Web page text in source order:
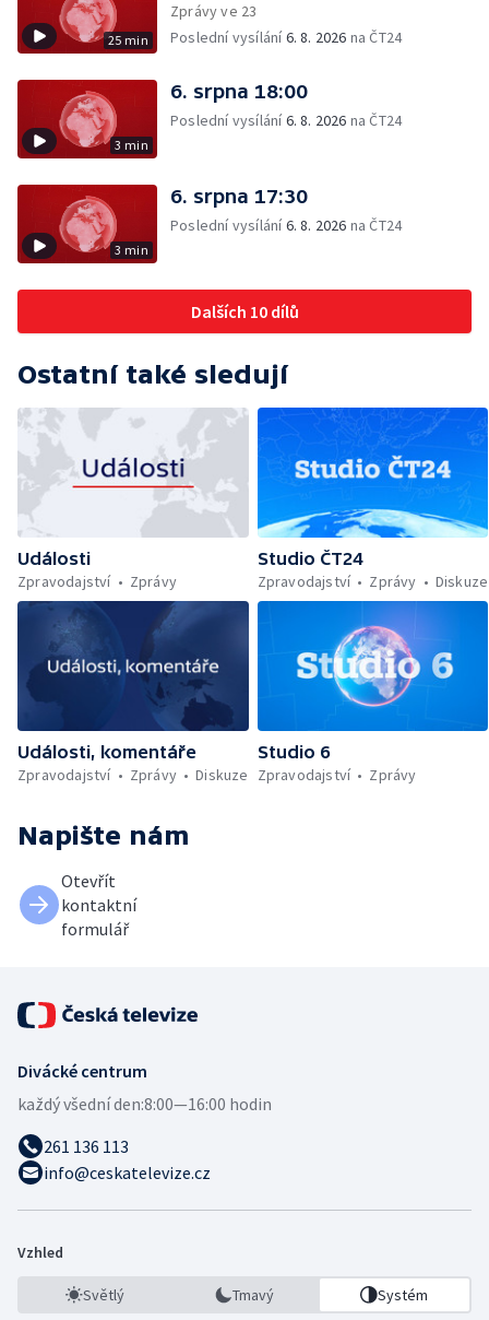
25 min
Zprávy ve 23
Poslední vysílání6. 8. 2026 na ČT24
3 min
6. srpna 18:00
Poslední vysílání6. 8. 2026 na ČT24
3 min
6. srpna 17:30
Poslední vysílání6. 8. 2026 na ČT24
Dalších 10 dílů
Ostatní také sledují
Události
Zpravodajství
Zprávy
Studio ČT24
Zpravodajství
Zprávy Diskuze
Události, komentáře
Zpravodajství
Zprávy Diskuze
Studio 6
Zpravodajství
Zprávy
Napište nám
Otevřít
kontaktní
formulář
Divácké centrum
každý všední den:8:00—16:00 hodin
261 136 113
info@ceskatelevize.cz
Vzhled
Světlý Tmavý Systém